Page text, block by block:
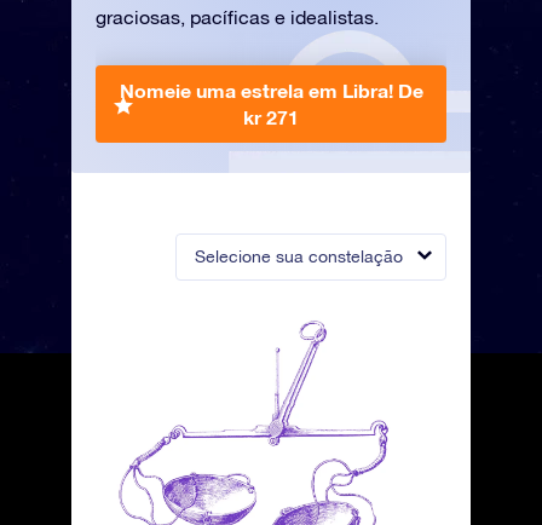
Selecione sua constelação
graciosas, pacíficas e idealistas.
Nomeie uma estrela em Libra! De
kr 271